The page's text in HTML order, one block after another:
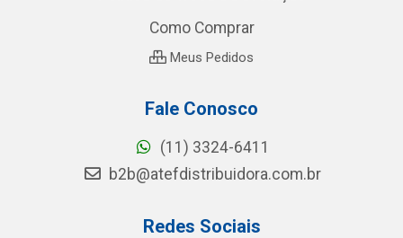
Como Comprar
Meus Pedidos
Fale Conosco
(11) 3324-6411
b2b@atefdistribuidora.com.br
Redes Sociais